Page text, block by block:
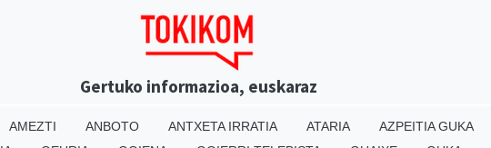
Gertuko informazioa, euskaraz
AMEZTI ANBOTO ANTXETA IRRATIA ATARIA AZPEITIA GUKA